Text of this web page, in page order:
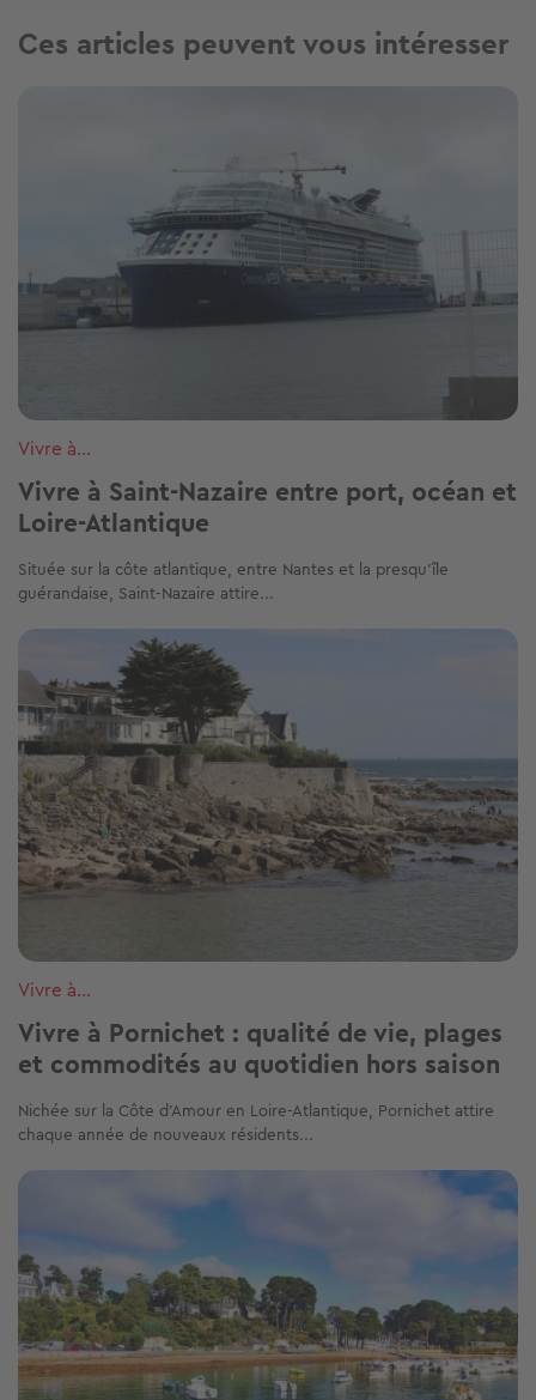
Ces articles peuvent vous intéresser
Vivre à...
Vivre à Saint-Nazaire entre port, océan et
Loire-Atlantique
Située sur la côte atlantique, entre Nantes et la presqu’île
guérandaise, Saint-Nazaire attire...
Vivre à...
Vivre à Pornichet : qualité de vie, plages
et commodités au quotidien hors saison
Nichée sur la Côte d’Amour en Loire-Atlantique, Pornichet attire
chaque année de nouveaux résidents...
Image